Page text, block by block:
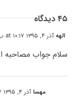
۴۵ دیدگاه
الههآذر ۴, ۱۳۹۵ at ۱۰:۱۷ ب٫ظ
سلام جواب مصاحبه
مهساآذر ۴, ۱۳۹۵ at ۱۱:۵۷ ب٫ظ